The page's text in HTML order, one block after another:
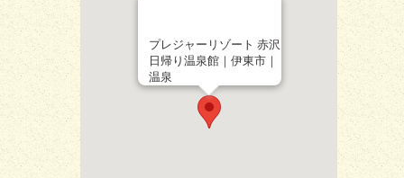
プレジャーリゾート 赤沢
日帰り温泉館｜伊東市｜
温泉